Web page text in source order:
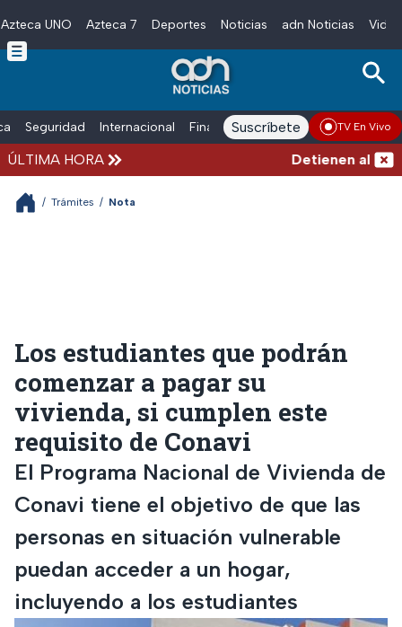
Skip to main content
Azteca UNO Azteca 7 Deportes Noticias adn Noticias
Seguridad Internacional Finanzas adn Noticias Radio
Suscríbete TV En Vivo
ÚLTIMA HORA Detienen al
/ Trámites / Nota
Los estudiantes que podrán
comenzar a pagar su
vivienda, si cumplen este
requisito de Conavi
El Programa Nacional de Vivienda de
Conavi tiene el objetivo de que las
personas en situación vulnerable
puedan acceder a un hogar,
incluyendo a los estudiantes